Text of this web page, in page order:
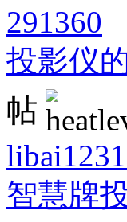
291360
投影仪
帖
智慧牌